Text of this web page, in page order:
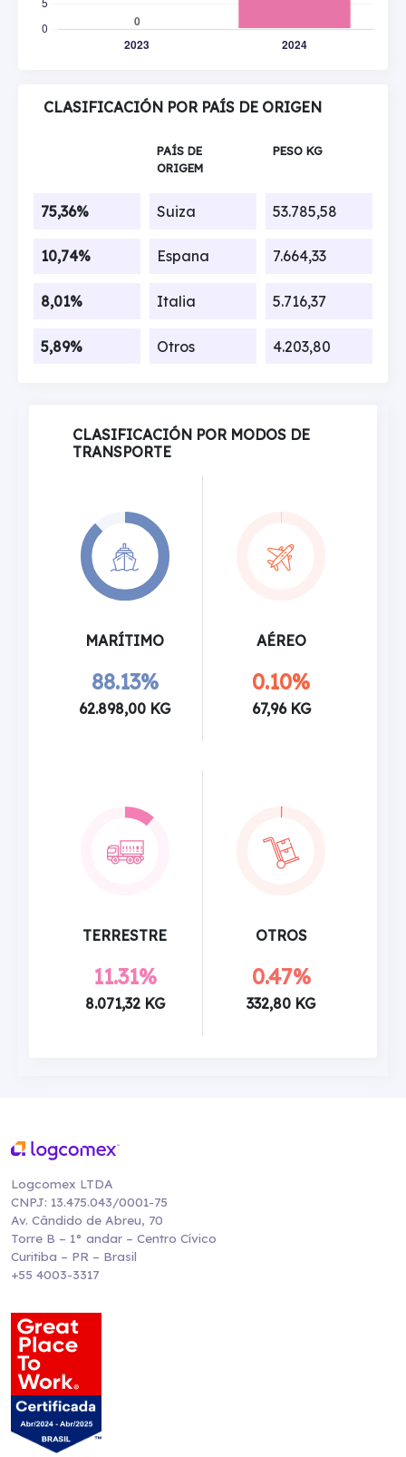
CLASIFICACIÓN POR PAÍS DE ORIGEN
PAÍS DE
ORIGEM
PESO KG
75,36% Suiza 53.785,58
10,74% Espana 7.664,33
8,01% Italia 5.716,37
5,89% Otros 4.203,80
CLASIFICACIÓN POR MODOS DE
TRANSPORTE
MARÍTIMO
88.13%
62.898,00 KG
AÉREO
0.10%
67,96 KG
TERRESTRE
11.31%
8.071,32 KG
OTROS
0.47%
332,80 KG
Logcomex LTDA
CNPJ: 13.475.043/0001-75
Av. Cândido de Abreu, 70
Torre B – 1° andar – Centro Cívico
Curitiba – PR – Brasil
+55 4003-3317